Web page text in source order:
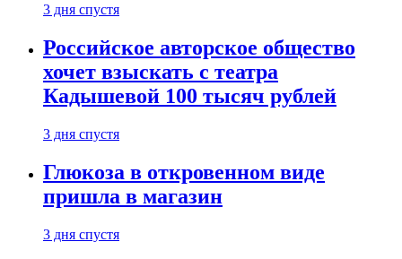
3 дня спустя
Российское авторское общество
хочет взыскать с театра
Кадышевой 100 тысяч рублей
3 дня спустя
Глюкоза в откровенном виде
пришла в магазин
3 дня спустя